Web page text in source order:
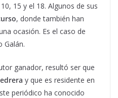
15 y el 18. Algunos de sus
, donde también han
ocasión. Es el caso de
Galán.
ganador, resultó ser que
y que es residente en
periódico ha conocido